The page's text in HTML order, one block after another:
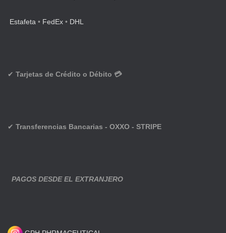
Estafeta • FedEx • DHL
✔ Tarjetas de Crédito o Débito 💳
✔ Transferencias Bancarias - OXXO - STRIPE
PAGOS DESDE EL EXTRANJERO